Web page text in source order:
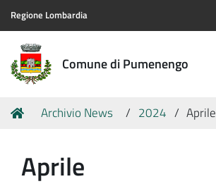
Regione Lombardia
Comune di Pumenengo
Tu
Home
Archivio News 2024 Aprile
Aprile